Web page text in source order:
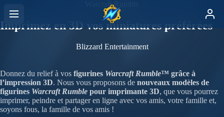
Warcraft Rumble
Imprimez en 3D vos miniatures préférées
Blizzard Entertainment
Donnez du relief à vos figurines Warcraft Rumble™ grâce à
l’impression 3D. Nous vous proposons de nouveaux modèles de
figurines Warcraft Rumble pour imprimante 3D, que vous pourrez
imprimer, peindre et partager en ligne avec vos amis, votre famille et,
soyons fous, la famille de vos amis !